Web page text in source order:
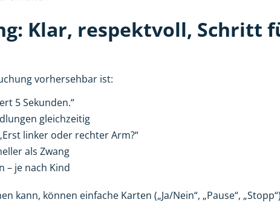
Klar, respektvoll, Schritt
vorhersehbar ist:
5 Sekunden.“
gleichzeitig
linker oder rechter Arm?“
als Zwang
– je nach Kind
können einfache Karten („Ja/Nein“, „Pause“,